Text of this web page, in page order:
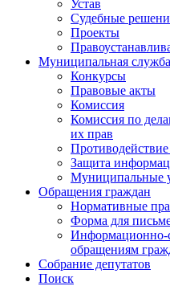
Устав
Судебные
Проекты
Муниципальная служба
Конкурсы
Правовые акты
Комиссия
Комиссия по
их прав
Защита
Муниципальные
Обращения граждан
Нормативные
Форма для
Информационно-
обращениям
Собрание депутатов
Поиск